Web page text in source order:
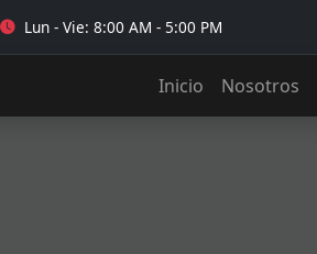
Lun - Vie: 8:00 AM - 5:00 PM
Inicio Nosotros